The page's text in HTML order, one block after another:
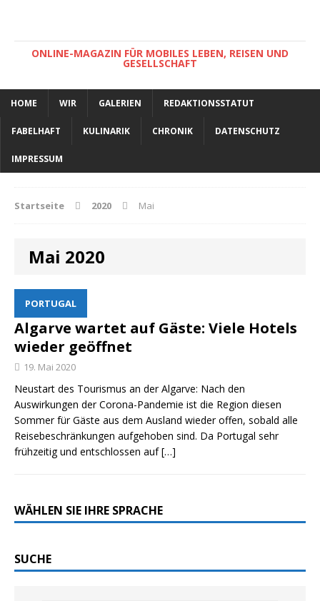
ONLINE-MAGAZIN FÜR MOBILES LEBEN, REISEN UND
GESELLSCHAFT
HOME WIR GALERIEN REDAKTIONSSTATUT
FABELHAFT KULINARIK CHRONIK DATENSCHUTZ
IMPRESSUM
Startseite 2020 Mai
Mai 2020
PORTUGAL
Algarve wartet auf Gäste: Viele Hotels
wieder geöffnet
19. Mai 2020
Neustart des Tourismus an der Algarve: Nach den
Auswirkungen der Corona-Pandemie ist die Region diesen
Sommer für Gäste aus dem Ausland wieder offen, sobald alle
Reisebeschränkungen aufgehoben sind. Da Portugal sehr
frühzeitig und entschlossen auf[…]
WÄHLEN SIE IHRE SPRACHE
SUCHE